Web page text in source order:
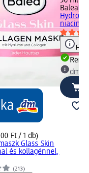
Ft / 1 db)
Glass Skin
és kollagénnel,
(213)
Balea
Hydro-
dm